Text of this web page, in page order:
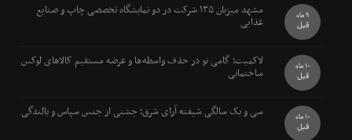
مشهد میزبان ۱۳۵ شرکت در دو نمایشگاه تخصصی چاپ و صنایع
غذایی 9 ماه
قبل
لاکمیت؛ گامی نو در حذف واسطه‌ها و عرضه مستقیم کالاهای لوکس
ساختمانی 10 ماه
قبل
سی و یک سالگی شیفته آرای شرق؛ جشنی از جنس سپاس و بالندگی 10 ماه
قبل